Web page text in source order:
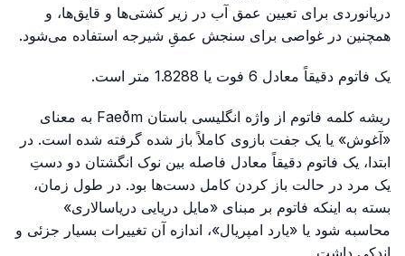
دریانوردی برای تعیین عمق آب در زیر کشتی‌ها و قایق‌ها، و
همچنین در غواصی برای سنجش عمقِ شیرجه استفاده می‌شود.
یک فاتوم دقیقاً معادل 6 فوت یا 1.8288 متر است.
ریشه کلمه فاتوم از واژه انگلیسی باستان Faeðm به معنای
«آغوش» یا یک جفت بازوی کاملاً باز شده گرفته شده است. در
ابتدا، یک فاتوم دقیقاً معادل فاصله بین نوک انگشتان دو دستِ
یک مرد در حالت باز کردن کامل دست‌ها بود. در طول زمان،
بسته به اینکه فاتوم بر مبنای «مایل دریایی دریاسالاری»
محاسبه شود یا «یارد امپریال»، اندازه آن تغییرات بسیار جزئی و
اندکی داشت.